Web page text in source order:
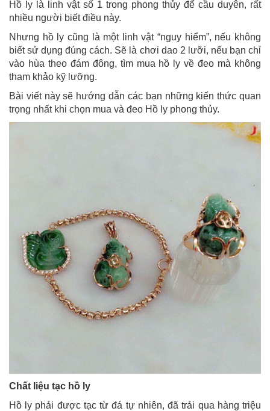
Hồ ly là linh vật số 1 trong phong thủy để cầu duyên, rất
nhiều người biết điều này.
Nhưng hồ ly cũng là một linh vật “nguy hiểm”, nếu không
biết sử dụng đúng cách. Sẽ là chơi dao 2 lưỡi, nếu bạn chỉ
vào hùa theo đám đông, tìm mua hồ ly về đeo mà không
tham khảo kỹ lưỡng.
Bài viết này sẽ hướng dẫn các bạn những kiến thức quan
trọng nhất khi chọn mua và đeo Hồ ly phong thủy.
Chất liệu tạc hồ ly
Hồ ly phải được tạc từ đá tự nhiên, đã trải qua hàng triệu